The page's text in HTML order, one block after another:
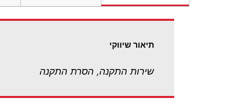
תיאור שיווקי
שירות התקנה, הסרת התקנה